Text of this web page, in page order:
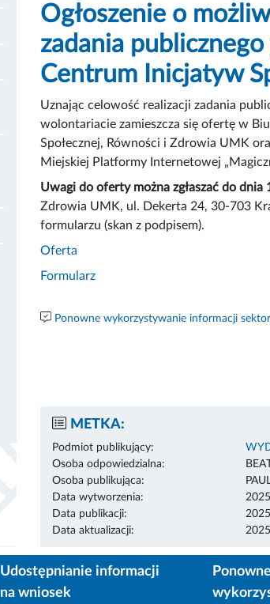
Ogłoszenie o
zadania
Centrum Inicjatyw
Uznając celowość realizacji zadania
wolontariacie zamieszcza się ofertę w
Społecznej, Równości i Zdrowia UMK
Miejskiej Platformy Internetowej
Uwagi do oferty można zgłaszać do
Zdrowia UMK, ul. Dekerta 24, 30-703
formularzu (skan z podpisem).
Oferta
Formularz
Ponowne wykorzystywanie informacji
METKA:
Podmiot publikujący:
Osoba odpowiedzialna:
Osoba publikująca:
Data wytworzenia:
Data publikacji:
Data aktualizacji:
Udostępnianie informacji
na wniosek
Ponowne